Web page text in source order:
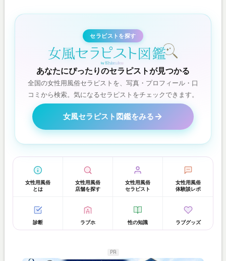
セラピストを探す
あなたにぴったりのセラピストが見つかる
全国の女性用風俗セラピストを、写真・プロフィール・口
コミから検索。気になるセラピストをチェックできます。
女風セラピスト図鑑をみる
女性用風俗
とは
女性用風俗
店舗を探す
女性用風俗
セラピスト
女性用風俗
体験談レポ
診断 ラブホ 性の知識 ラブグッズ
PR